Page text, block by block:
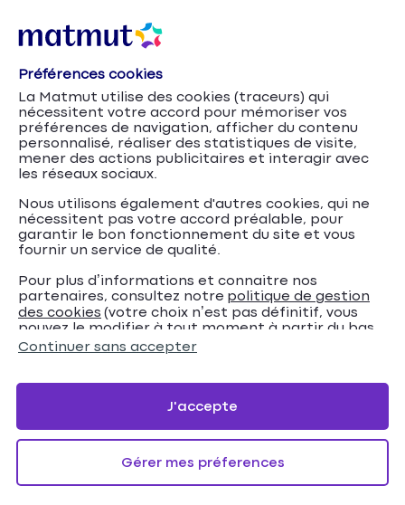
Protection Juridique Professionnelle
Assurance Protection
Juridique
Professionnelle
Protégez votre entreprise des risques juridiques.
Devis en ligne
Préférences cookies
La Matmut utilise des cookies (traceurs) qui
nécessitent votre accord pour mémoriser vos
préférences de navigation, afficher du contenu
personnalisé, réaliser des statistiques de visite,
mener des actions publicitaires et interagir avec
les réseaux sociaux.
Nous utilisons également d'autres cookies, qui ne
nécessitent pas votre accord préalable, pour
garantir le bon fonctionnement du site et vous
fournir un service de qualité.
Pour plus d’informations et connaitre nos
partenaires, consultez notre politique de gestion
des cookies (votre choix n’est pas définitif, vous
pouvez le modifier à tout moment à partir du bas
de page de notre site).
Continuer sans accepter
Gérer mes préferences
J'accepte